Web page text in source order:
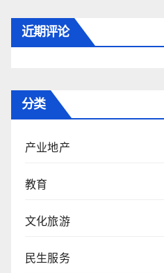
近期评论
分类
产业地产
教育
文化旅游
民生服务